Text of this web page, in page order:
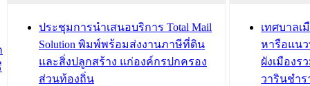
องคมนตรี
สำนักทะเบียนท้องถิ่นเทศบาลเมือง
วารินชำราบ ดำเนินการมอบทะเบียน
บ้าน ทร.14 และบัตรประจำตัว
ประชุมที
ชีวา สร้า
ขับเคลื่อน
“เมืองแห่
ประชุมการนำเสนอบริการ Total Mail
Solution พิมพ์พร้อมส่งงานภาษีที่ดิน
และสิ่งปลูกสร้าง แก่องค์กรปกครอง
ส่วนท้องถิ่น
เทศบาลเ
หารือแน
ผังเมืองร
วารินชำร